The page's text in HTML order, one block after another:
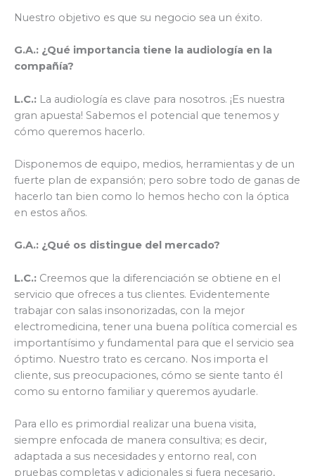
Nuestro objetivo es que su negocio sea un éxito.
G.A.: ¿Qué importancia tiene la audiología en la
compañía?
L.C.: La audiología es clave para nosotros. ¡Es nuestra
gran apuesta! Sabemos el potencial que tenemos y
cómo queremos hacerlo.
Disponemos de equipo, medios, herramientas y de un
fuerte plan de expansión; pero sobre todo de ganas de
hacerlo tan bien como lo hemos hecho con la óptica
en estos años.
G.A.: ¿Qué os distingue del mercado?
L.C.: Creemos que la diferenciación se obtiene en el
servicio que ofreces a tus clientes. Evidentemente
trabajar con salas insonorizadas, con la mejor
electromedicina, tener una buena política comercial es
importantísimo y fundamental para que el servicio sea
óptimo. Nuestro trato es cercano. Nos importa el
cliente, sus preocupaciones, cómo se siente tanto él
como su entorno familiar y queremos ayudarle.
Para ello es primordial realizar una buena visita,
siempre enfocada de manera consultiva; es decir,
adaptada a sus necesidades y entorno real, con
pruebas completas y adicionales si fuera necesario,